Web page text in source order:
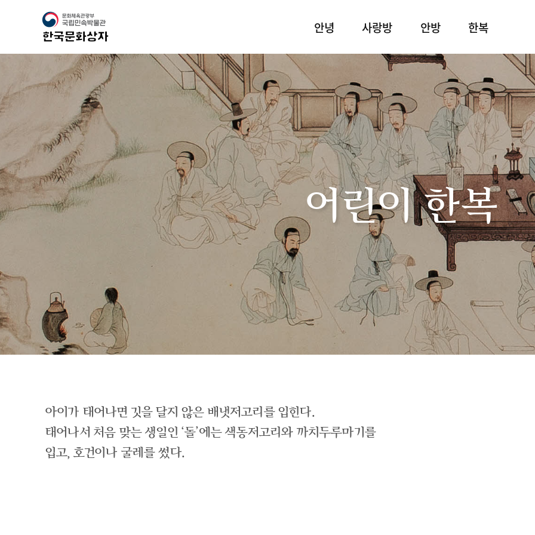
안녕 사랑방 안방 한복
어린이 한복
아이가 태어나면 깃을 달지 않은 배냇저고리를 입힌다.
태어나서 처음 맞는 생일인 ‘돌’에는 색동저고리와 까치두루마기를
입고, 호건이나 굴레를 썼다.